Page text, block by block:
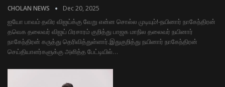
CHOLAN NEWS Dec 20, 2025
ஐயோ பாவம் தவிர விஜய்க்கு வேறு என்ன சொல்ல முடியும்!-நயினார் நாகேந்திரன்
தவெக தலைவர் விஜய் பிரசாரம் குறித்து பாஜக மாநில தலைவர் நயினார்
நாகேந்திரன் கருத்து தெரிவித்துள்ளார்.இதுகுறித்து நயினார் நாகேந்திரன்
செய்தியாளர்களுக்கு அளித்த பேட்டியில்…